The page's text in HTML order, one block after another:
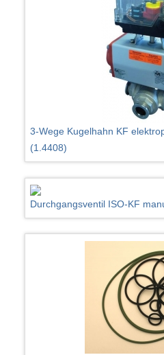
3-Wege Kugelhahn KF
(1.4408)
Durchgangsventil ISO-KF